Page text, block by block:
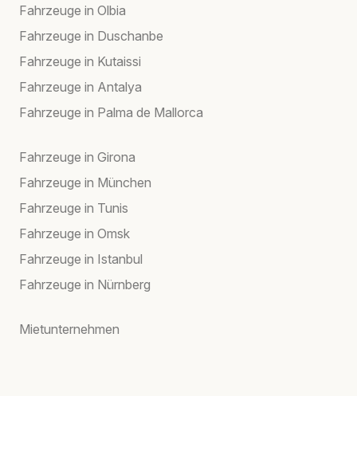
Fahrzeuge in Olbia
Fahrzeuge in Duschanbe
Fahrzeuge in Kutaissi
Fahrzeuge in Antalya
Fahrzeuge in Palma de Mallorca
Fahrzeuge in Girona
Fahrzeuge in München
Fahrzeuge in Tunis
Fahrzeuge in Omsk
Fahrzeuge in Istanbul
Fahrzeuge in Nürnberg
Mietunternehmen